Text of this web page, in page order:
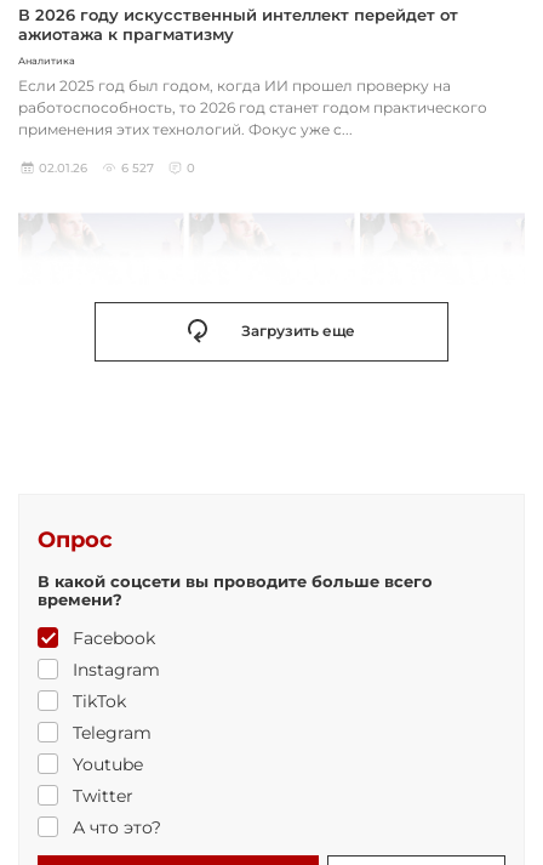
В 2026 году искусственный интеллект перейдет от
ажиотажа к прагматизму
Аналитика
Если 2025 год был годом, когда ИИ прошел проверку на
работоспособность, то 2026 год станет годом практического
применения этих технологий. Фокус уже с...
02.01.26 6 527 0
Загрузить еще
Опрос
В какой соцсети вы проводите больше всего
времени?
Facebook
Instagram
TikTok
Telegram
Youtube
Twitter
А что это?